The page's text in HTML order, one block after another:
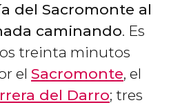
del Sacromonte al
caminando. Es
treinta minutos
el Sacromonte, el
del Darro; tres